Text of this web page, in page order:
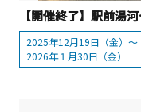
【開催
2025年12月19日（金）～
2026年１月30日（金）